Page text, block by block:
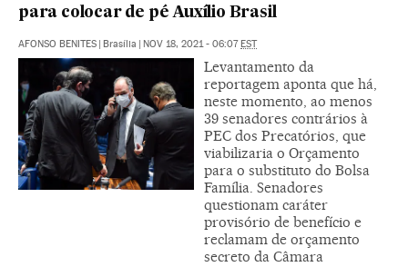
para colocar de pé Auxílio Brasil
AFONSO BENITES Brasília NOV 18, 2021 - 06:07 EST
Levantamento da
reportagem aponta que há,
neste momento, ao menos
39 senadores contrários à
PEC dos Precatórios, que
viabilizaria o Orçamento
para o substituto do Bolsa
Família. Senadores
questionam caráter
provisório de benefício e
reclamam de orçamento
secreto da Câmara